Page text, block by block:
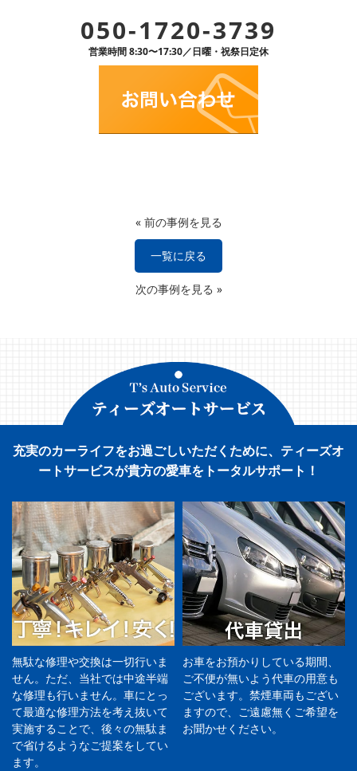
050-1720-3739
営業時間 8:30〜17:30／日曜・祝祭日定休
« 前の事例を見る
一覧に戻る
次の事例を見る »
充実のカーライフをお過ごしいただくために、ティーズオ
ートサービスが貴方の愛車をトータルサポート！
無駄な修理や交換は一切行いま
せん。ただ、当社では中途半端
な修理も行いません。車にとっ
て最適な修理方法を考え抜いて
実施することで、後々の無駄ま
で省けるようなご提案をしてい
ます。
お車をお預かりしている期間、
ご不便が無いよう代車の用意も
ございます。禁煙車両もござい
ますので、ご遠慮無くご希望を
お聞かせください。